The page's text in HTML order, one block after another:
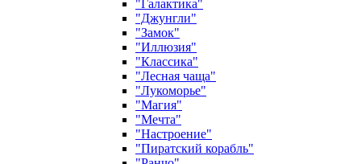
"Галактика"
"Джунгли"
"Замок"
"Иллюзия"
"Классика"
"Лесная чаща"
"Лукоморье"
"Магия"
"Мечта"
"Настроение"
"Пиратский корабль"